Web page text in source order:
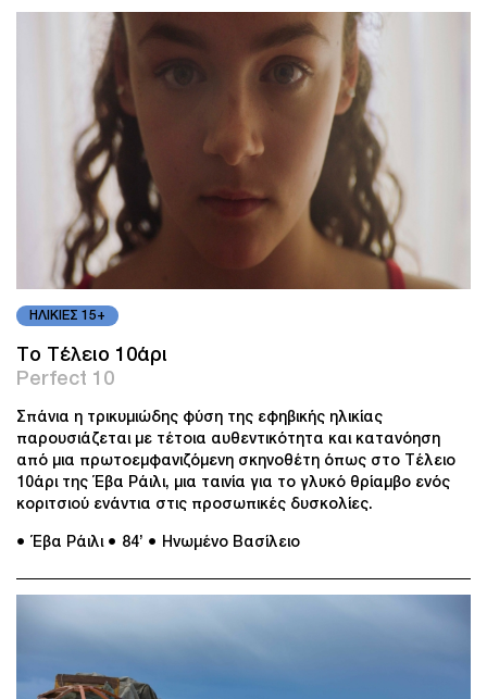
ΗΛΙΚΙΕΣ 15+
Το Τέλειο 10άρι
Perfect 10
Σπάνια η τρικυμιώδης φύση της εφηβικής ηλικίας
παρουσιάζεται με τέτοια αυθεντικότητα και κατανόηση
από μια πρωτοεμφανιζόμενη σκηνοθέτη όπως στο Τέλειο
10άρι της Έβα Ράιλι, μια ταινία για το γλυκό θρίαμβο ενός
κοριτσιού ενάντια στις προσωπικές δυσκολίες.
● Έβα Ράιλι ● 84’ ● Ηνωμένο Βασίλειο